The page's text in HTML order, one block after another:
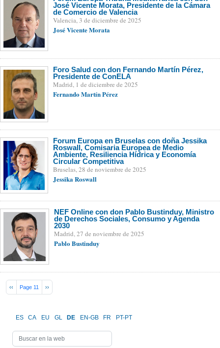
José Vicente Morata, Presidente de la Cámara
de Comercio de Valencia
Valencia, 3 de diciembre de 2025
José Vicente Morata
Foro Salud con don Fernando Martín Pérez,
Presidente de ConELA
Madrid, 1 de diciembre de 2025
Fernando Martín Pérez
Forum Europa en Bruselas con doña Jessika
Roswall, Comisaria Europea de Medio
Ambiente, Resiliencia Hídrica y Economía
Circular Competitiva
Bruselas, 28 de noviembre de 2025
Jessika Roswall
NEF Online con don Pablo Bustinduy, Ministro
de Derechos Sociales, Consumo y Agenda
2030
Madrid, 27 de noviembre de 2025
Pablo Bustinduy
Pagination
Previous page
‹‹ Page 11 Next page
››
ES CA EU GL DE EN-GB FR PT-PT